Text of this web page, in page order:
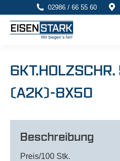
02986 / 66 55 60
(A2K)-8X50
Beschreibung
Preis/100 Stk.